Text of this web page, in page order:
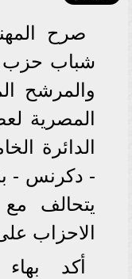
صرح
شباب حزب
والمرشح
المصرية
الدائرة
- دكرنس -
يتحالف
الاحزاب
أكد